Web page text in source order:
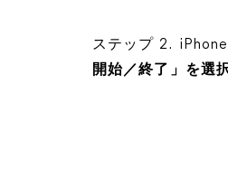
ステップ 2.
開始／終了」を選